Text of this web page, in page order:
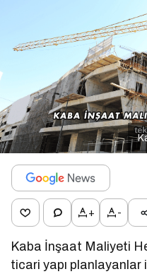
+ -
Kaba İnşaat Maliyeti
ticari yapı planlayanlar